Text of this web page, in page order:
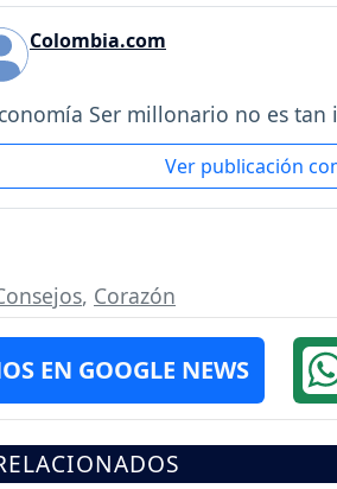
Colombia.com
Ser millonario no es tan
Ver publicación
, Corazón
EN GOOGLE NEWS